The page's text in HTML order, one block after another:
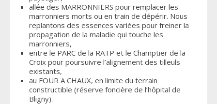
allée des MARRONNIERS pour remplacer les
marronniers morts ou en train de dépérir. Nous
replantons des essences variées pour freiner la
propagation de la maladie qui touche les
marronniers,
entre le PARC de la RATP et le Champtier de la
Croix pour poursuivre l’alignement des tilleuls
existants,
au FOUR A CHAUX, en limite du terrain
constructible (réserve foncière de l’hôpital de
Bligny).